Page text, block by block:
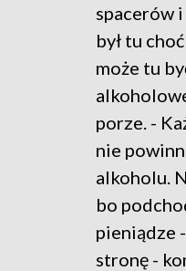
spacerów
był tu
może tu
porze. -
nie
alkoholu.
bo
pieniądze
stronę -